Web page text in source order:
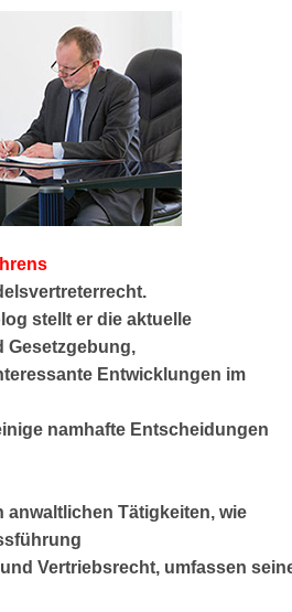
stellt er die aktuelle
Gesetzgebung,
Entwicklungen im
namhafte Entscheidungen
anwaltlichen Tätigkeiten, wie
Vertriebsrecht, umfassen